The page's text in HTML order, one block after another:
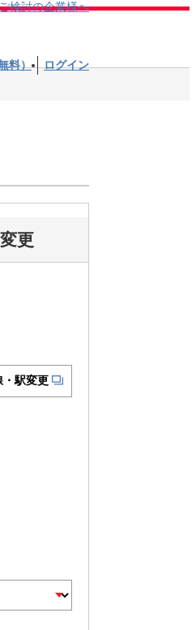
検討の企業様へ
料） ログイン
更
・駅変更